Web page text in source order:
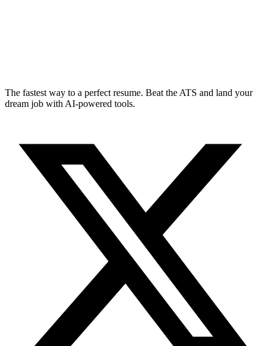
The fastest way to a perfect resume. Beat the ATS and land your
dream job with AI-powered tools.